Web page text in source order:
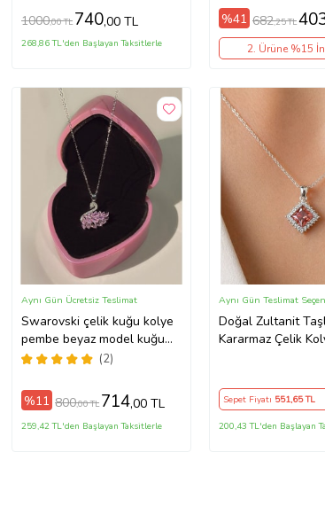
1000,00 TL 740,00 TL
268,86 TL'den Başlayan Taksitlerle
%41 682,25 TL
2. Ürüne %15
Swarovski çelik kuğu kolye
pembe beyaz model kuğu
kolye
(2)
Aynı Gün Ücretsiz Teslimat
%11 800,00 TL 714,00 TL
259,42 TL'den Başlayan Taksitlerle
Doğal Zultanit
Kararmaz Çelik
Aynı Gün Teslimat
Sepet Fiyatı 551,65 TL
200,43 TL'den Başlayan